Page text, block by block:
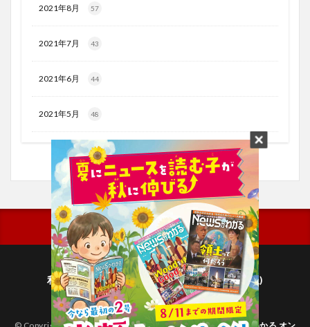
2021年8月 57
2021年7月 43
2021年6月 44
2021年5月 48
利用規約
プライバシーポリシー(毎日新聞出版)
個人情報について(毎日新聞社)
© Copyright 2026子どものためのニュース雑誌「ニュースがわかる オン